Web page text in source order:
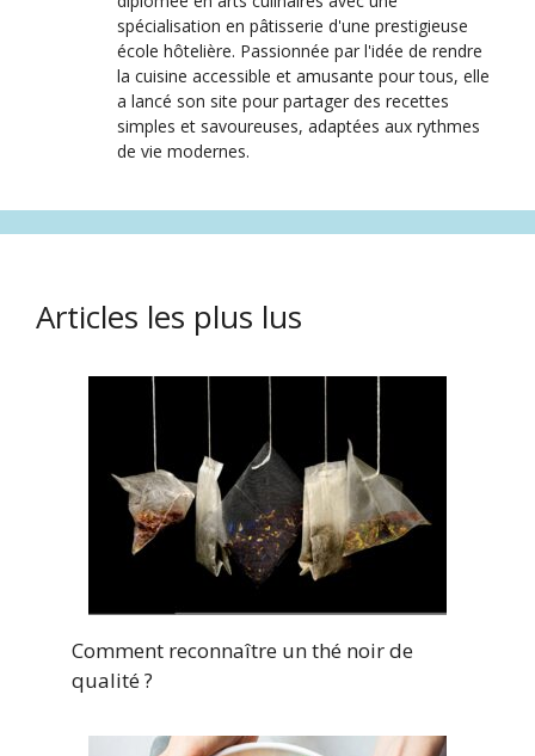
spécialisation en pâtisserie d'une prestigieuse
école hôtelière. Passionnée par l'idée de rendre
la cuisine accessible et amusante pour tous, elle
a lancé son site pour partager des recettes
simples et savoureuses, adaptées aux rythmes
de vie modernes.
Articles les plus lus
Comment reconnaître un thé noir de
qualité ?